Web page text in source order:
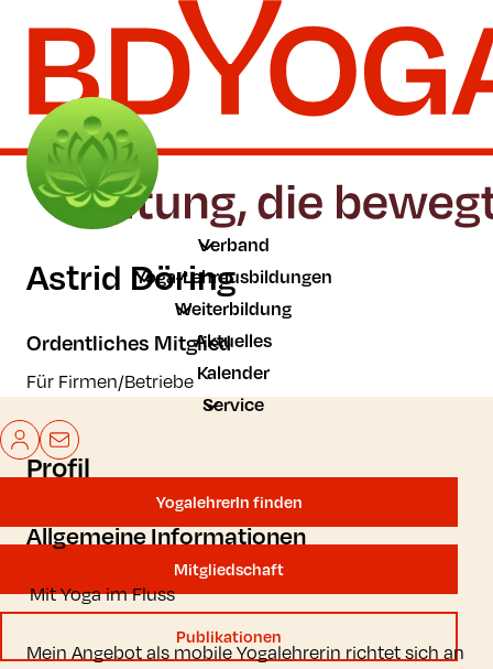
Zum Hauptinhalt der Seite springen
Zur Startseite navigieren
Verband
Yoga-Lehrausbildungen
Weiterbildung
Aktuelles
Kalender
Service
Mein BDYoga
Kontakt
YogalehrerIn finden
Mitgliedschaft
Publikationen
Astrid Döring
Ordentliches Mitglied
Für Firmen/Betriebe
Profil
Allgemeine Informationen
Mit Yoga im Fluss
Mein Angebot als mobile Yogalehrerin richtet sich an